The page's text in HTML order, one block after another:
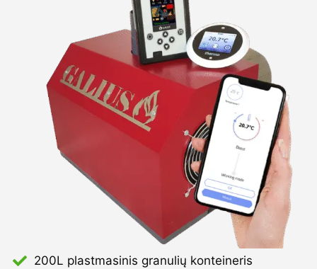
200L plastmasinis granulių konteineris